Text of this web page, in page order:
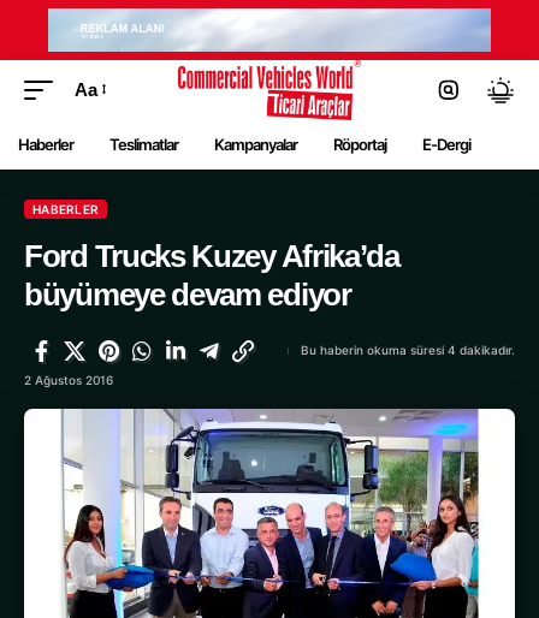
Aa
Haberler Teslimatlar Kampanyalar Röportaj E-Dergi
HABERLER
Ford Trucks Kuzey Afrika’da
büyümeye devam ediyor
2 Ağustos 2016
Bu haberin okuma süresi 4 dakikadır.